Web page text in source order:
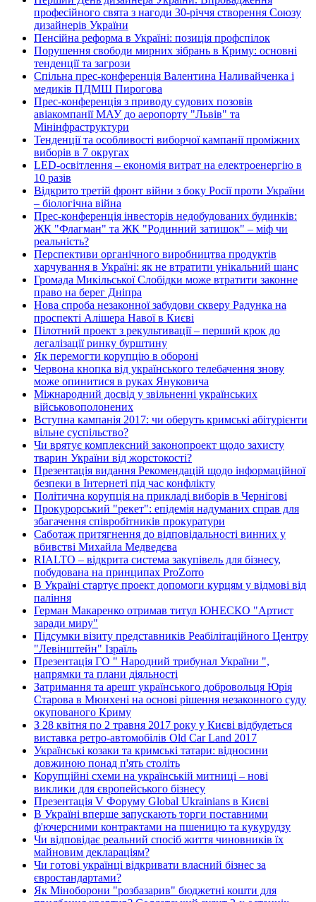
професійного свята з нагоди 30-річчя створення Союзу
дизайнерів України
Пенсійна реформа в Україні: позиція профспілок
Порушення свободи мирних зібрань в Криму: основні
тенденції та загрози
Спільна прес-конференція Валентина Наливайченка і
медиків ПДМШ Пирогова
Прес-конференція з приводу судових позовів
авіакомпанії МАУ до аеропорту "Львів" та
Мінінфраструктури
Тенденції та особливості виборчої кампанії проміжних
виборів в 7 округах
LED-освітлення – економія витрат на електроенергію в
10 разів
Відкрито третій фронт війни з боку Росії проти України
– біологічна війна
Прес-конференція інвесторів недобудованих будинків:
ЖК "Флагман" та ЖК "Родинний затишок" – міф чи
реальність?
Перспективи органічного виробництва продуктів
харчування в Україні: як не втратити унікальний шанс
Громада Микільської Слобідки може втратити законне
право на берег Дніпра
Нова спроба незаконної забудови скверу Радунка на
проспекті Алішера Навої в Києві
Пілотний проект з рекультивації – перший крок до
легалізації ринку бурштину
Як перемогти корупцію в обороні
Червона кнопка від українського телебачення знову
може опинитися в руках Януковича
Міжнародний досвід у звільненні українських
військовополонених
Вступна кампанія 2017: чи оберуть кримські абітурієнти
вільне суспільство?
Чи врятує комплексний законопроект щодо захисту
тварин України від жорстокості?
Презентація видання Рекомендацій щодо інформаційної
безпеки в Інтернеті під час конфлікту
Політична корупція на прикладі виборів в Чернігові
Прокурорський "рекет": епідемія надуманих справ для
збагачення співробітників прокуратури
Саботаж притягнення до відповідальності винних у
вбивстві Михайла Медведєва
RIALTO – відкрита система закупівель для бізнесу,
побудована на принципах ProZorro
В Україні стартує проект допомоги курцям у відмові від
паління
Герман Макаренко отримав титул ЮНЕСКО "Артист
заради миру"
Підсумки візиту представників Реабілітаційного Центру
"Левінштейн" Ізраїль
Презентація ГО " Народний трибунал України ",
напрямки та плани діяльності
Затримання та арешт українського добровольця Юрія
Старова в Мюнхені на основі рішення незаконного суду
окупованого Криму
З 28 квітня по 2 травня 2017 року у Києві відбудеться
виставка ретро-автомобілів Old Car Land 2017
Українські козаки та кримські татари: відносини
довжиною понад п'ять століть
Корупційні схеми на українській митниці – нові
виклики для європейського бізнесу
Презентація V Форуму Global Ukrainians в Києві
В Україні вперше запускають торги поставними
ф'ючерсними контрактами на пшеницю та кукурудзу
Чи відповідає реальний спосіб життя чиновників їх
майновим деклараціям?
Чи готові українці відкривати власний бізнес за
євростандартами?
Як Міноборони "розбазарив" бюджетні кошти для